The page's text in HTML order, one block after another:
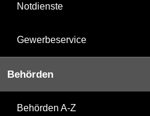
Notdienste
Gewerbeservice
Behörden
Behörden A-Z